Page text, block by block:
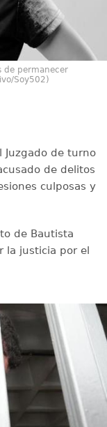
de permanecer
Soy502)
Juzgado de turno
de delitos
culposas y
de Bautista
la justicia por el